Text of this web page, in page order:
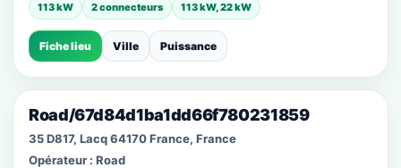
113 kW 2 connecteurs 113 kW, 22 kW
Fiche lieu Ville Puissance
Road/67d84d1ba1dd66f780231859
35 D817, Lacq 64170 France, France
Opérateur : Road